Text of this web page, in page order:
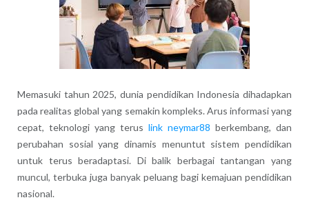
Memasuki tahun 2025, dunia pendidikan Indonesia dihadapkan
pada realitas global yang semakin kompleks. Arus informasi yang
cepat, teknologi yang teruslink neymar88 berkembang, dan
perubahan sosial yang dinamis menuntut sistem pendidikan
untuk terus beradaptasi. Di balik berbagai tantangan yang
muncul, terbuka juga banyak peluang bagi kemajuan pendidikan
nasional.